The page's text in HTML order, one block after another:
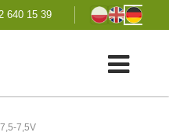
640 15 39
7,5V